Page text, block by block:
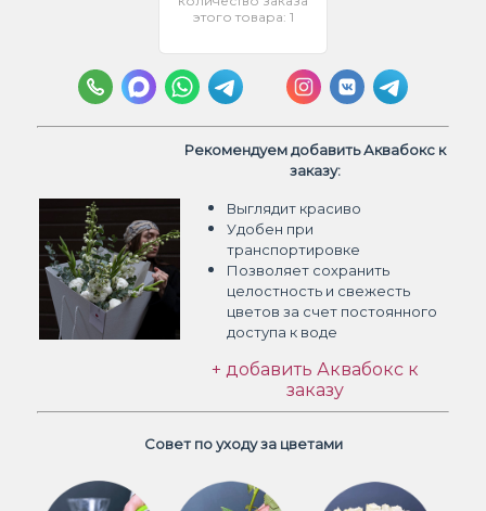
этого товара: 1
Рекомендуем добавить Аквабокс к
заказу:
Выглядит красиво
Удобен при
транспортировке
Позволяет сохранить
целостность и свежесть
цветов за счет постоянного
доступа к воде
+ добавить Аквабокс к
заказу
Совет по уходу за цветами